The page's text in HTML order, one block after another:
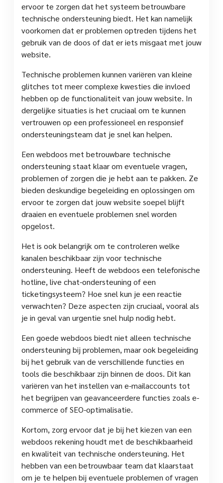
ervoor te zorgen dat het systeem betrouwbare
technische ondersteuning biedt. Het kan namelijk
voorkomen dat er problemen optreden tijdens het
gebruik van de doos of dat er iets misgaat met jouw
website.
Technische problemen kunnen variëren van kleine
glitches tot meer complexe kwesties die invloed
hebben op de functionaliteit van jouw website. In
dergelijke situaties is het cruciaal om te kunnen
vertrouwen op een professioneel en responsief
ondersteuningsteam dat je snel kan helpen.
Een webdoos met betrouwbare technische
ondersteuning staat klaar om eventuele vragen,
problemen of zorgen die je hebt aan te pakken. Ze
bieden deskundige begeleiding en oplossingen om
ervoor te zorgen dat jouw website soepel blijft
draaien en eventuele problemen snel worden
opgelost.
Het is ook belangrijk om te controleren welke
kanalen beschikbaar zijn voor technische
ondersteuning. Heeft de webdoos een telefonische
hotline, live chat-ondersteuning of een
ticketingsysteem? Hoe snel kun je een reactie
verwachten? Deze aspecten zijn cruciaal, vooral als
je in geval van urgentie snel hulp nodig hebt.
Een goede webdoos biedt niet alleen technische
ondersteuning bij problemen, maar ook begeleiding
bij het gebruik van de verschillende functies en
tools die beschikbaar zijn binnen de doos. Dit kan
variëren van het instellen van e-mailaccounts tot
het begrijpen van geavanceerdere functies zoals e-
commerce of SEO-optimalisatie.
Kortom, zorg ervoor dat je bij het kiezen van een
webdoos rekening houdt met de beschikbaarheid
en kwaliteit van technische ondersteuning. Het
hebben van een betrouwbaar team dat klaarstaat
om je te helpen bij eventuele problemen of vragen